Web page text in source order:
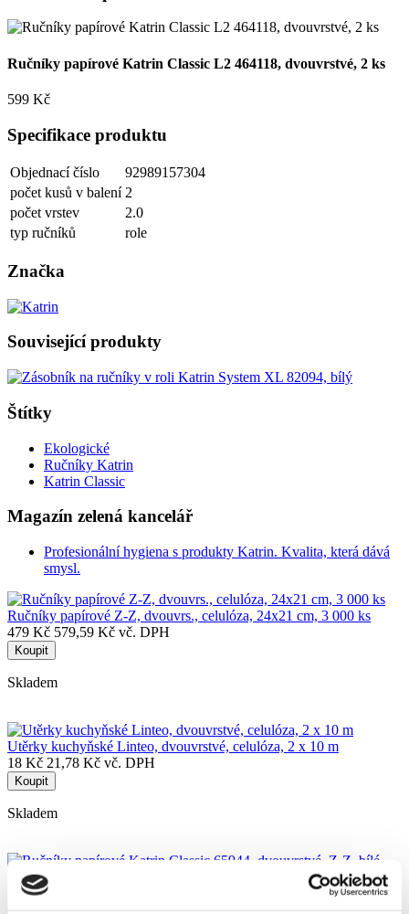
Ručníky papírové Katrin Classic L2 464118, dvouvrstvé, 2 ks
599 Kč
Specifikace produktu
Objednací číslo
92989157304
počet kusů v balení 2
počet vrstev
2.0
typ ručníků
role
Značka
Související produkty
Štítky
Ekologické
Ručníky Katrin
Katrin Classic
Magazín zelená kancelář
Profesionální hygiena s produkty Katrin. Kvalita, která dává
smysl.
Ručníky papírové Z-Z, dvouvrs., celulóza, 24x21 cm, 3 000 ks
479 Kč 579,59 Kč vč. DPH
Koupit
Skladem
Utěrky kuchyňské Linteo, dvouvrstvé, celulóza, 2 x 10 m
18 Kč 21,78 Kč vč. DPH
Koupit
Skladem
Ručníky papírové Katrin Classic 65944, dvouvrstvé, Z-Z, bílé
425 Kč